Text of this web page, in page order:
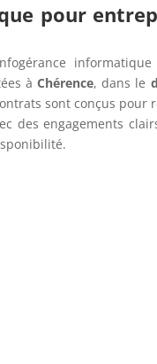
pour
àChérence, dans le
sont conçus pour
des engagements